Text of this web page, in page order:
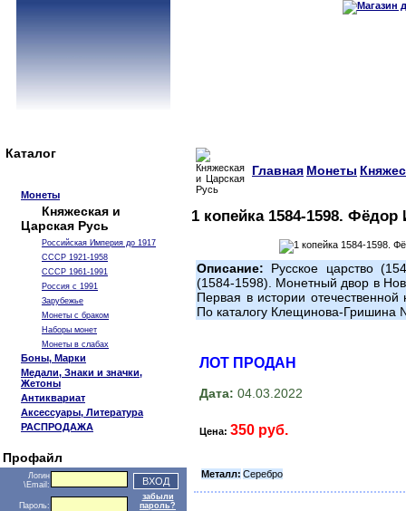
Каталог
Монеты
Княжеская и
Царская Русь
Российская Империя до 1917
СССР 1921-1958
СССР 1961-1991
Россия с 1991
Зарубежье
Монеты с браком
Наборы монет
Монеты в слабах
Боны, Марки
Медали, Знаки и значки,
Жетоны
Антиквариат
Аксессуары, Литература
РАСПРОДАЖА
Профайл
Логин
\Email:
Пароль:
забыли
пароль?
Главная Монеты
1 копейка 1584-1598.
Описание: Русское царство
(1584-1598). Монетный двор в
Первая в истории
По каталогу Клещинова-Гришина
ЛОТ ПРОДАН
Дата: 04.03.2022
Цена: 350 руб.
Металл: Серебро